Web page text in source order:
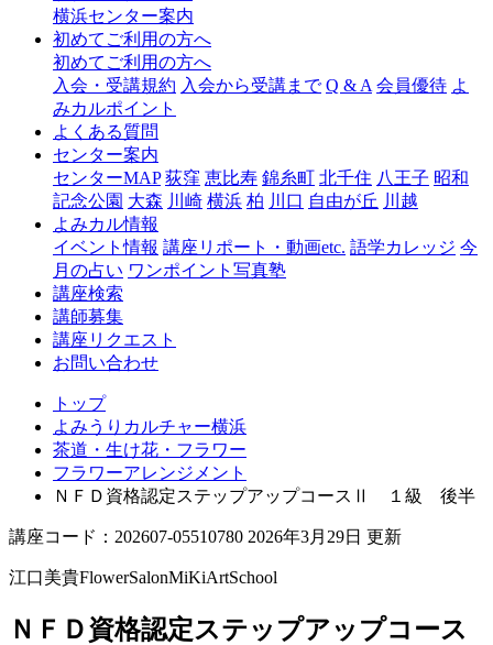
ャ
浜
横浜センター案内
初めてご利用の方へ
初めてご利用の方へ
入会・受講規約 入会から受講まで Q & A 会員優待 よ
みカルポイント
よくある質問
センター案内
センターMAP 荻窪 恵比寿 錦糸町 北千住 八王子 昭和
記念公園 大森 川崎 横浜 柏 川口 自由が丘 川越
よみカル情報
イベント情報 講座リポート・動画etc. 語学カレッジ 今
月の占い ワンポイント写真塾
講座検索
講師募集
講座リクエスト
お問い合わせ
トップ
よみうりカルチャー横浜
茶道・生け花・フラワー
フラワーアレンジメント
ＮＦＤ資格認定ステップアップコースⅡ １級 後半
講座コード：202607-05510780 2026年3月29日 更新
江口美貴FlowerSalonMiKiArtSchool
ＮＦＤ資格認定ステップアップコース